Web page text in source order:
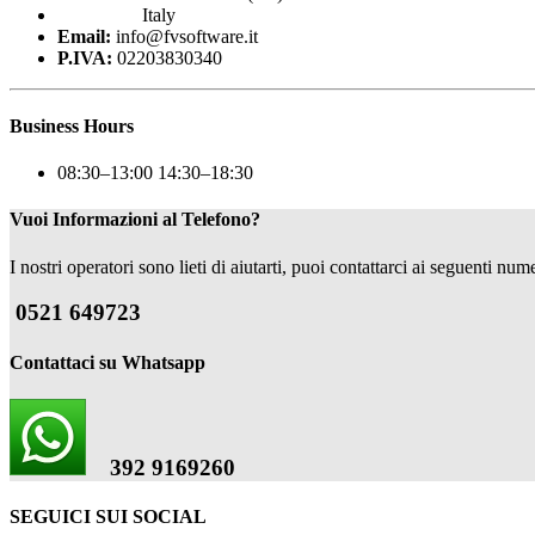
Italy
Email: info@fvsoftware.it
P.IVA: 02203830340
Business Hours
08:30–13:00 14:30–18:30
Vuoi Informazioni al Telefono?
I nostri operatori sono lieti di aiutarti, puoi contattarci ai seguenti
0521 649723
Contattaci su Whatsapp
392 9169260
SEGUICI SUI SOCIAL